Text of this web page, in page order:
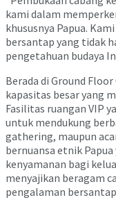
kami dalam
khususnya Papua.
bersantap yang tidak
pengetahuan budaya
Berada di Ground
kapasitas besar yang
Fasilitas ruangan VIP
untuk mendukung
gathering, maupun
bernuansa etnik
kenyamanan bagi
menyajikan beragam
pengalaman